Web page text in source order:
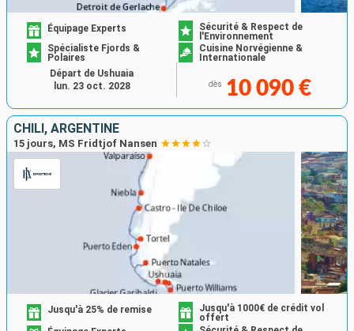
Équipage Experts
Sécurité & Respect de
l'Environnement
Spécialiste Fjords &
Polaires
Cuisine Norvégienne &
Internationale
dès 10 090 €
Départ de Ushuaia
lun. 23 oct. 2028
CHILI, ARGENTINE
15 jours, MS Fridtjof Nansen
Jusqu'à 25% de remise
Jusqu'à 1000€ de crédit vol
offert